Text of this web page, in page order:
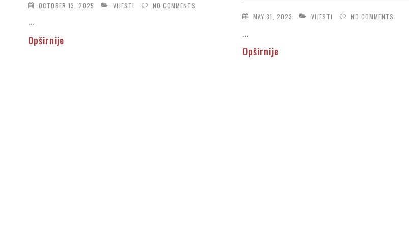
OCTOBER 13, 2025 VIJESTI NO COMMENTS
...
Opširnije
MAY 31, 2023 VIJESTI NO COMMENTS
...
Opširnije